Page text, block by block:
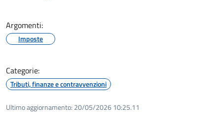
Argomenti:
Imposte
Categorie:
Tributi, finanze e contravvenzioni
Ultimo aggiornamento: 20/05/2026 10:25.11